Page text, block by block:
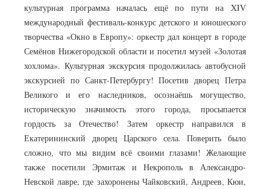
культурная программа началась ещё по пути на XIV
международный фестиваль-конкурс детского и юношеского
творчества «Окно в Европу»: оркестр дал концерт в городе
Семёнов Нижегородской области и посетил музей «Золотая
хохлома». Культурная экскурсия продолжилась автобусной
экскурсией по Санкт-Петербургу! Посетив дворец Петра
Великого и его наследников, осознаёшь могущество,
историческую значимость этого города, просыпается
гордость за Отечество! Затем оркестр направился в
Екатерининский дворец Царского села. Поверить было
сложно, что мы видим всё своими глазами! Желающие
также посетили Эрмитаж и Некрополь в Александро-
Невской лавре, где захоронены Чайковский, Андреев, Кюи,